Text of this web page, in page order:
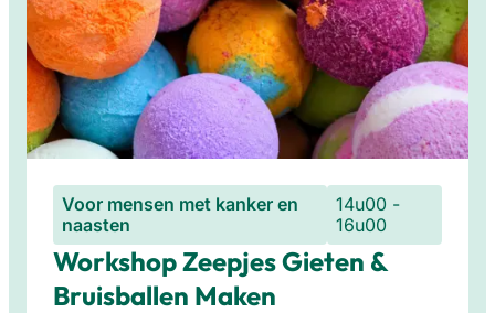
Voor mensen met kanker en
naasten
14u00 -
16u00
Workshop Zeepjes Gieten &
Bruisballen Maken